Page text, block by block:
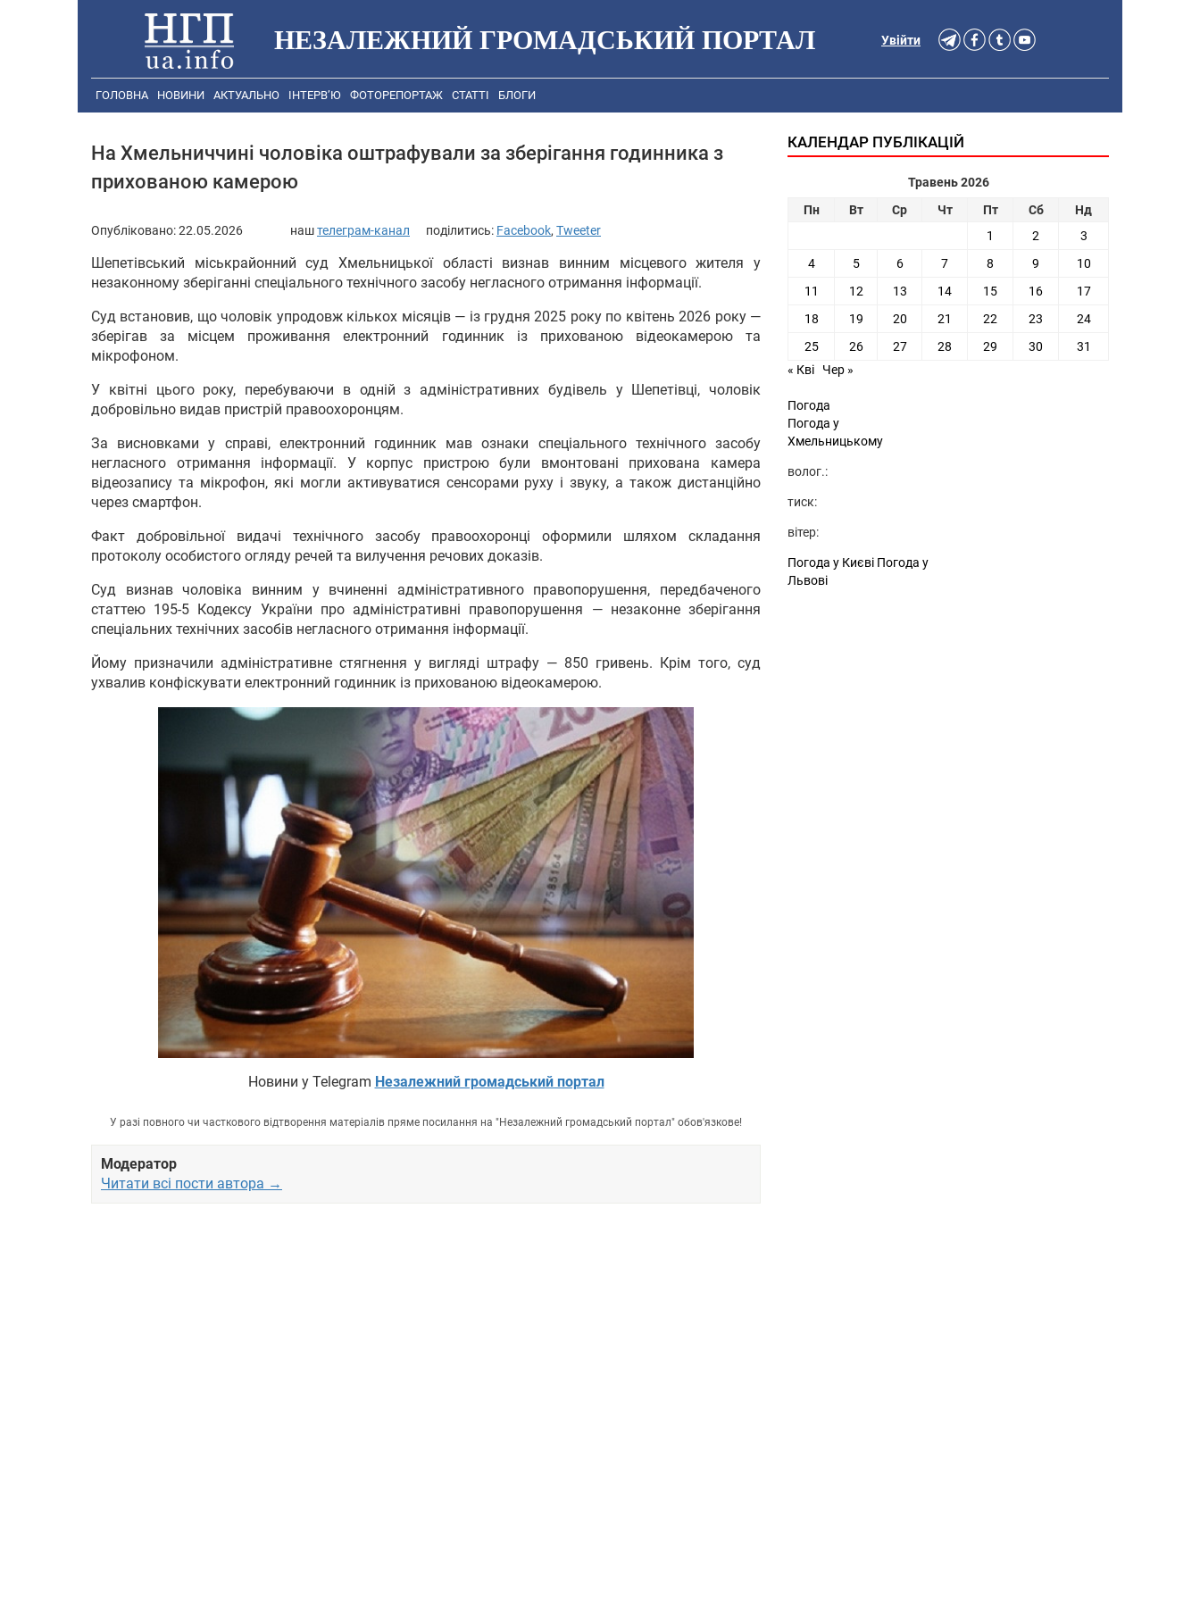
НЕЗАЛЕЖНИЙ ГРОМАДСЬКИЙ ПОРТАЛ Увійти
ГОЛОВНА НОВИНИ АКТУАЛЬНО ІНТЕРВ’Ю ФОТОРЕПОРТАЖ СТАТТІ БЛОГИ
На Хмельниччині чоловіка оштрафували за зберігання годинника з
прихованою камерою
Опубліковано:22.05.2026 наштелеграм-канал поділитись: Facebook, Tweeter
Шепетівський міськрайонний суд Хмельницької області визнав винним місцевого жителя у
незаконному зберіганні спеціального технічного засобу негласного отримання інформації.
Суд встановив, що чоловік упродовж кількох місяців — із грудня 2025 року по квітень 2026 року —
зберігав за місцем проживання електронний годинник із прихованою відеокамерою та
мікрофоном.
У квітні цього року, перебуваючи в одній з адміністративних будівель у Шепетівці, чоловік
добровільно видав пристрій правоохоронцям.
За висновками у справі, електронний годинник мав ознаки спеціального технічного засобу
негласного отримання інформації. У корпус пристрою були вмонтовані прихована камера
відеозапису та мікрофон, які могли активуватися сенсорами руху і звуку, а також дистанційно
через смартфон.
Факт добровільної видачі технічного засобу правоохоронці оформили шляхом складання
протоколу особистого огляду речей та вилучення речових доказів.
Суд визнав чоловіка винним у вчиненні адміністративного правопорушення, передбаченого
статтею 195-5 Кодексу України про адміністративні правопорушення — незаконне зберігання
спеціальних технічних засобів негласного отримання інформації.
Йому призначили адміністративне стягнення у вигляді штрафу — 850 гривень. Крім того, суд
ухвалив конфіскувати електронний годинник із прихованою відеокамерою.
Новини у Telegram Незалежний громадський портал
У разі повного чи часткового відтворення матеріалів пряме посилання на "Незалежний громадський портал" обов'язкове!
Модератор
Читати всі пости автора →
КАЛЕНДАР ПУБЛІКАЦІЙ
Травень 2026
Пн
Вт Ср Чт Пт Сб
Нд
1
2
3
4
5 6 7 8 9
10
11
12 13 14 15 16
17
18
19 20 21 22 23
24
25
26 27 28 29 30
31
« Кві
Чер »
Погода
Погода у
Хмельницькому
волог.:
тиск:
вітер:
Погода у Києві Погода у
Львові